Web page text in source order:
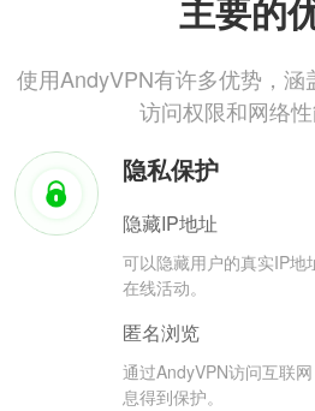
主要的
使用AndyVPN有许多优势，涵
访问权限和网络
隐私保护
隐藏IP地址
可以隐藏用户的真实IP地
在线活动。
匿名浏览
通过AndyVPN访问互联
息得到保护。